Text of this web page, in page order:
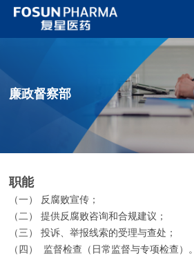
廉政督察部
职能
（一） 反腐败宣传；
（二） 提供反腐败咨询和合规建议；
（三） 投诉、举报线索的受理与查处；
（四） 监督检查（日常监督与专项检查）。